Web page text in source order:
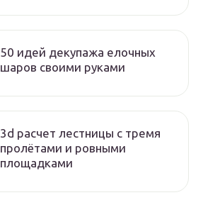
50 идей декупажа елочных
шаров своими руками
3d расчет лестницы с тремя
пролётами и ровными
площадками